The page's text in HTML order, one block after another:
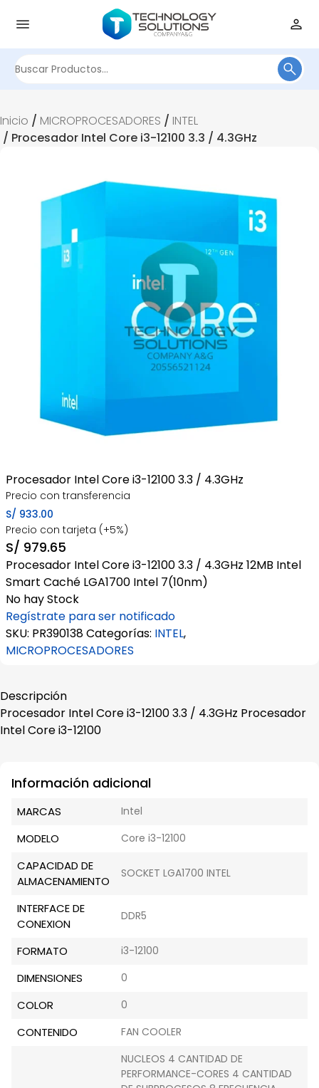
Inicio / MICROPROCESADORES / INTEL
/ Procesador Intel Core i3-12100 3.3 / 4.3GHz
Procesador Intel Core i3-12100 3.3 / 4.3GHz
Precio con transferencia
S/ 933.00
Precio con tarjeta (+5%)
S/ 979.65
Procesador Intel Core i3-12100 3.3 / 4.3GHz 12MB Intel
Smart Caché LGA1700 Intel 7(10nm)
No hay Stock
Regístrate para ser notificado
SKU: PR390138Categorías: INTEL,
MICROPROCESADORES
Descripción
Procesador Intel Core i3-12100 3.3 / 4.3GHz Procesador
Intel Core i3-12100
Información adicional
MARCAS Intel
MODELO Core i3-12100
CAPACIDAD DE
ALMACENAMIENTO
SOCKET LGA1700 INTEL
INTERFACE DE
CONEXION
DDR5
FORMATO i3-12100
DIMENSIONES 0
COLOR 0
CONTENIDO FAN COOLER
NUCLEOS 4 CANTIDAD DE
PERFORMANCE-CORES 4 CANTIDAD